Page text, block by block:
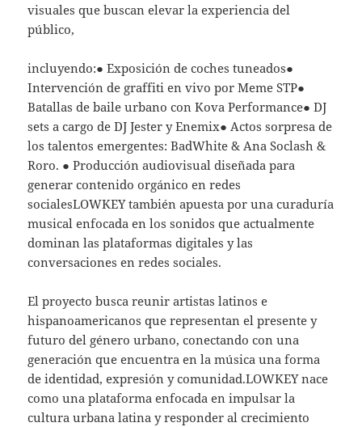
visuales que buscan elevar la experiencia del
público,
incluyendo:● Exposición de coches tuneados●
Intervención de graffiti en vivo por Meme STP●
Batallas de baile urbano con Kova Performance● DJ
sets a cargo de DJ Jester y Enemix● Actos sorpresa de
los talentos emergentes: BadWhite & Ana Soclash &
Roro. ● Producción audiovisual diseñada para
generar contenido orgánico en redes
socialesLOWKEY también apuesta por una curaduría
musical enfocada en los sonidos que actualmente
dominan las plataformas digitales y las
conversaciones en redes sociales.
El proyecto busca reunir artistas latinos e
hispanoamericanos que representan el presente y
futuro del género urbano, conectando con una
generación que encuentra en la música una forma
de identidad, expresión y comunidad.LOWKEY nace
como una plataforma enfocada en impulsar la
cultura urbana latina y responder al crecimiento